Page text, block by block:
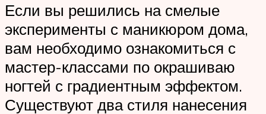
Если вы решились на смелые
эксперименты с маникюром дома,
вам необходимо ознакомиться с
мастер-классами по окрашиваю
ногтей с градиентным эффектом.
Существуют два стиля нанесения